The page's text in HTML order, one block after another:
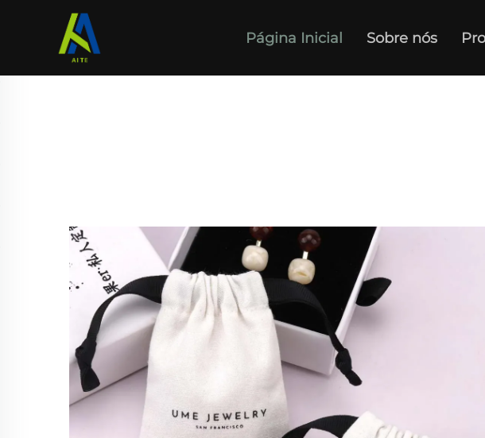
Página Inicial Sobre nós